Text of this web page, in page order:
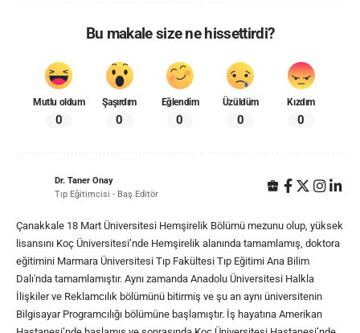
Bu makale size ne hissettirdi?
Mutlu oldum
0
Şaşırdım
0
Eğlendim
0
Üzüldüm
0
Kızdım
0
Dr. Taner Onay
Tıp Eğitimcisi - Baş Editör
Çanakkale 18 Mart Üniversitesi Hemşirelik Bölümü mezunu olup, yüksek
lisansını Koç Üniversitesi’nde Hemşirelik alanında tamamlamış, doktora
eğitimini Marmara Üniversitesi Tıp Fakültesi Tıp Eğitimi Ana Bilim
Dalı'nda tamamlamıştır. Aynı zamanda Anadolu Üniversitesi Halkla
İlişkiler ve Reklamcılık bölümünü bitirmiş ve şu an aynı üniversitenin
Bilgisayar Programcılığı bölümüne başlamıştır. İş hayatına Amerikan